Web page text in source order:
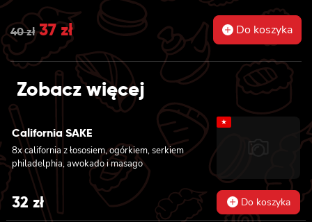
40zł Original
price
was:
37złCurrent
price
is:
37 zł.
Do koszyka
Zobacz więcej
California SAKE
8x california z łososiem, ogórkiem, serkiem
philadelphia, awokado i masago
★
32 zł Do koszyka